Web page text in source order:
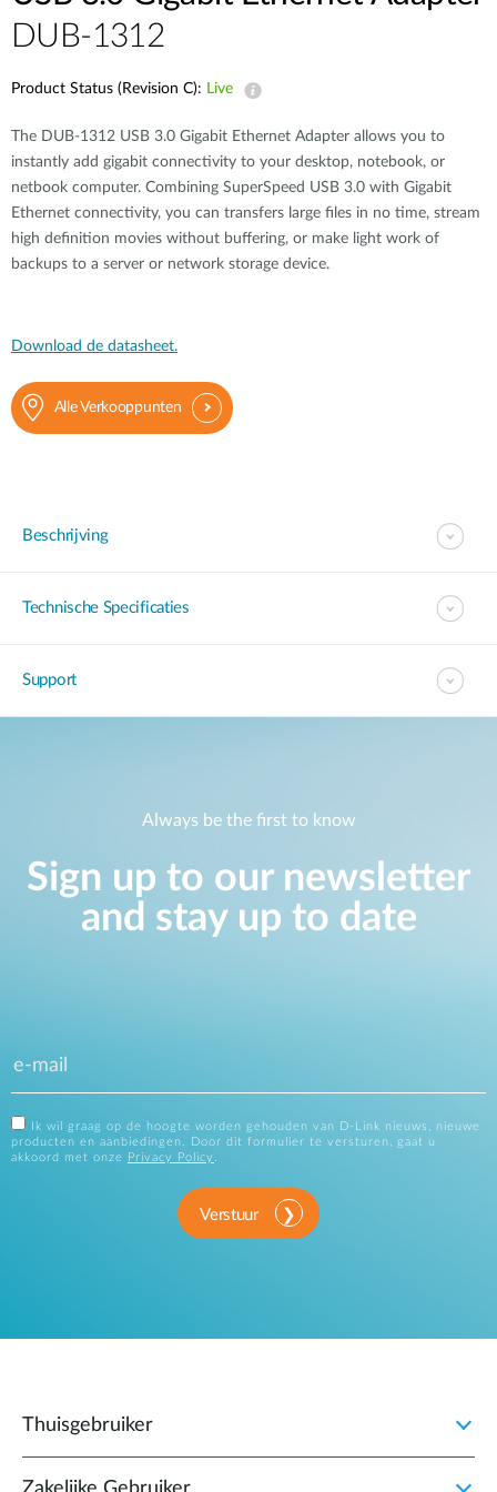
DUB-1312
Product Status (Revision C): Live
The DUB-1312 USB 3.0 Gigabit Ethernet Adapter allows you to
instantly add gigabit connectivity to your desktop, notebook, or
netbook computer. Combining SuperSpeed USB 3.0 with Gigabit
Ethernet connectivity, you can transfers large files in no time, stream
high definition movies without buffering, or make light work of
backups to a server or network storage device.
Download de datasheet.
Alle Verkooppunten
Beschrijving
Technische Specificaties
Support
Always be the first to know
Sign up to our newsletter
and stay up to date
Ik wil graag op de hoogte worden gehouden van D-Link nieuws, nieuwe
producten en aanbiedingen. Door dit formulier te versturen, gaat u
akkoord met onze
Privacy Policy .
Verstuur
Thuisgebruiker